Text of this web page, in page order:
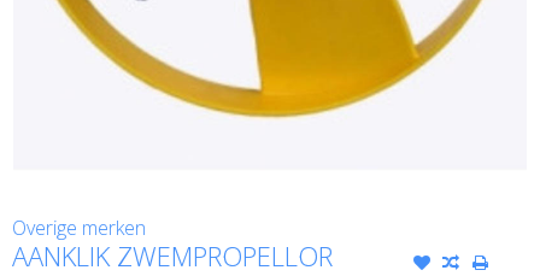
Overige merken
AANKLIK ZWEMPROPELLOR